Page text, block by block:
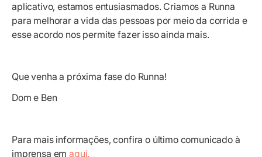
aplicativo, estamos entusiasmados. Criamos a Runna
para melhorar a vida das pessoas por meio da corrida e
esse acordo nos permite fazer isso ainda mais.
Que venha a próxima fase do Runna!
Dom e Ben
Para mais informações, confira o último comunicado à
imprensa emaqui.